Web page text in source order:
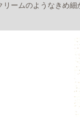
リームのようなきめ細